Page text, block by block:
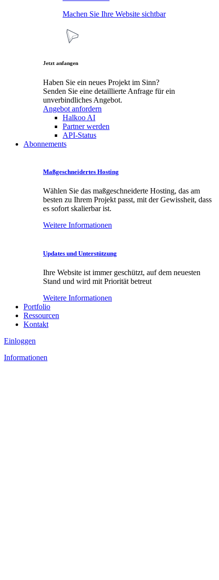
Machen Sie Ihre Website sichtbar
Jetzt anfangen
Haben Sie ein neues Projekt im Sinn?
Senden Sie eine detaillierte Anfrage für ein
unverbindliches Angebot.
Angebot anfordern
Halkoo AI
Partner werden
API-Status
Abonnements
Maßgeschneidertes Hosting
Wählen Sie das maßgeschneiderte Hosting, das am
besten zu Ihrem Projekt passt, mit der Gewissheit, dass
es sofort skalierbar ist.
Weitere Informationen
Updates und Unterstützung
Ihre Website ist immer geschützt, auf dem neuesten
Stand und wird mit Priorität betreut
Weitere Informationen
Portfolio
Ressourcen
Kontakt
Einloggen
Informationen